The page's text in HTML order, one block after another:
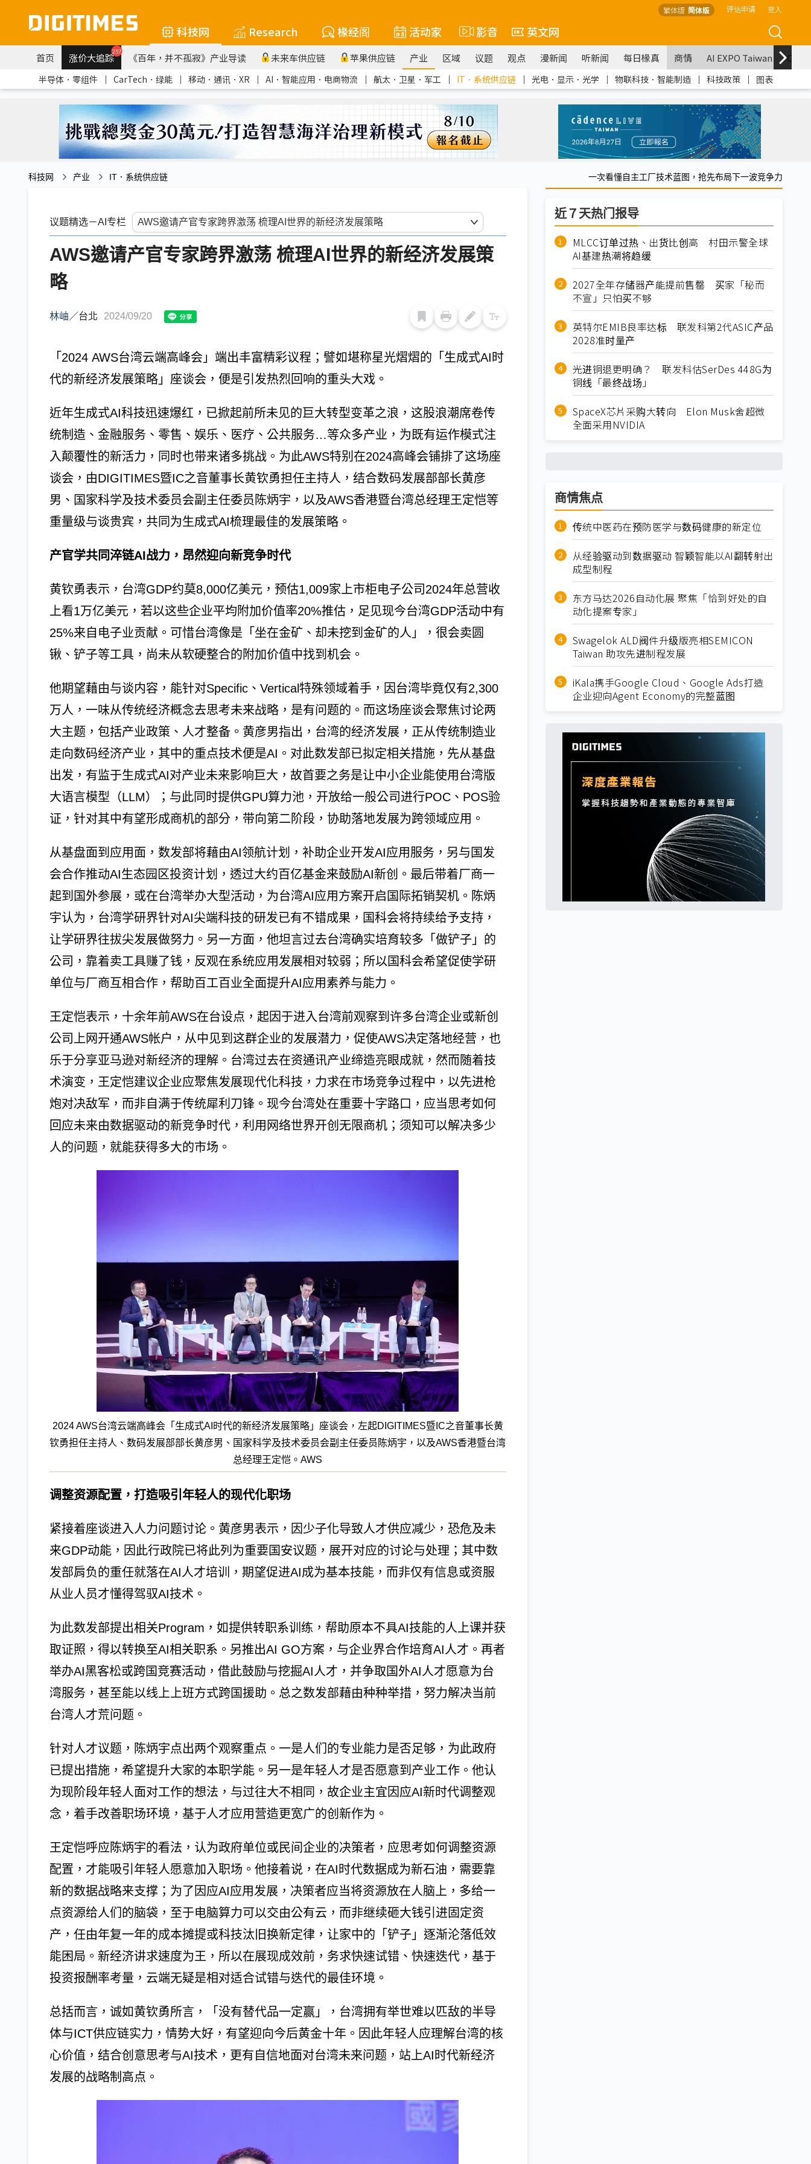
繁体版 简体版 评估申请 登入
科技网 Research 椽经阁 活动家 影音 英文网
首页 涨价大追踪257 《百年，并不孤寂》产业导读 未来车供应链 苹果供应链 产业 区域 议题 观点 漫新闻 听新闻 每日椽真 商情 AI EXPO Taiwan
半导体．零组件 ｜ CarTech．绿能 ｜ 移动．通讯．XR ｜ AI．智能应用．电商物流 ｜ 航太．卫星．军工 ｜ IT．系统供应链 ｜ 光电．显示．光学 ｜ 物联科技．智能制造 ｜ 科技政策 ｜ 图表
科技网 产业 IT．系统供应链 一次看懂自主工厂技术蓝图，抢先布局下一波竞争力
议题精选－AI专栏
AWS邀请产官专家跨界激荡 梳理AI世界的新经济发展策
略
林岫 ／台北 2024/09/20
「2024 AWS台湾云端高峰会」端出丰富精彩议程；譬如堪称星光熠熠的「生成式AI时
代的新经济发展策略」座谈会，便是引发热烈回响的重头大戏。
近年生成式AI科技迅速爆红，已掀起前所未见的巨大转型变革之浪，这股浪潮席卷传
统制造、金融服务、零售、娱乐、医疗、公共服务…等众多产业，为既有运作模式注
入颠覆性的新活力，同时也带来诸多挑战。为此AWS特别在2024高峰会铺排了这场座
谈会，由DIGITIMES暨IC之音董事长黄钦勇担任主持人，结合数码发展部部长黄彦
男、国家科学及技术委员会副主任委员陈炳宇，以及AWS香港暨台湾总经理王定恺等
重量级与谈贵宾，共同为生成式AI梳理最佳的发展策略。
产官学共同淬链AI战力，昂然迎向新竞争时代
黄钦勇表示，台湾GDP约莫8,000亿美元，预估1,009家上市柜电子公司2024年总营收
上看1万亿美元，若以这些企业平均附加价值率20%推估，足见现今台湾GDP活动中有
25%来自电子业贡献。可惜台湾像是「坐在金矿、却未挖到金矿的人」，很会卖圆
锹、铲子等工具，尚未从软硬整合的附加价值中找到机会。
他期望藉由与谈内容，能针对Specific、Vertical特殊领域着手，因台湾毕竟仅有2,300
万人，一味从传统经济概念去思考未来战略，是有问题的。而这场座谈会聚焦讨论两
大主题，包括产业政策、人才整备。黄彦男指出，台湾的经济发展，正从传统制造业
走向数码经济产业，其中的重点技术便是AI。对此数发部已拟定相关措施，先从基盘
出发，有监于生成式AI对产业未来影响巨大，故首要之务是让中小企业能使用台湾版
大语言模型（LLM）；与此同时提供GPU算力池，开放给一般公司进行POC、POS验
证，针对其中有望形成商机的部分，带向第二阶段，协助落地发展为跨领域应用。
从基盘面到应用面，数发部将藉由AI领航计划，补助企业开发AI应用服务，另与国发
会合作推动AI生态园区投资计划，透过大约百亿基金来鼓励AI新创。最后带着厂商一
起到国外参展，或在台湾举办大型活动，为台湾AI应用方案开启国际拓销契机。陈炳
宇认为，台湾学研界针对AI尖端科技的研发已有不错成果，国科会将持续给予支持，
让学研界往拔尖发展做努力。另一方面，他坦言过去台湾确实培育较多「做铲子」的
公司，靠着卖工具赚了钱，反观在系统应用发展相对较弱；所以国科会希望促使学研
单位与厂商互相合作，帮助百工百业全面提升AI应用素养与能力。
王定恺表示，十余年前AWS在台设点，起因于进入台湾前观察到许多台湾企业或新创
公司上网开通AWS帐户，从中见到这群企业的发展潜力，促使AWS决定落地经营，也
乐于分享亚马逊对新经济的理解。台湾过去在资通讯产业缔造亮眼成就，然而随着技
术演变，王定恺建议企业应聚焦发展现代化科技，力求在市场竞争过程中，以先进枪
炮对决敌军，而非自满于传统犀利刀锋。现今台湾处在重要十字路口，应当思考如何
回应未来由数据驱动的新竞争时代，利用网络世界开创无限商机；须知可以解决多少
人的问题，就能获得多大的市场。
2024 AWS台湾云端高峰会「生成式AI时代的新经济发展策略」座谈会，左起DIGITIMES暨IC之音董事长黄
钦勇担任主持人、数码发展部部长黄彦男、国家科学及技术委员会副主任委员陈炳宇，以及AWS香港暨台湾
总经理王定恺。AWS
调整资源配置，打造吸引年轻人的现代化职场
紧接着座谈进入人力问题讨论。黄彦男表示，因少子化导致人才供应减少，恐危及未
来GDP动能，因此行政院已将此列为重要国安议题，展开对应的讨论与处理；其中数
发部肩负的重任就落在AI人才培训，期望促进AI成为基本技能，而非仅有信息或资服
从业人员才懂得驾驭AI技术。
为此数发部提出相关Program，如提供转职系训练，帮助原本不具AI技能的人上课并获
取证照，得以转换至AI相关职系。另推出AI GO方案，与企业界合作培育AI人才。再者
举办AI黑客松或跨国竞赛活动，借此鼓励与挖掘AI人才，并争取国外AI人才愿意为台
湾服务，甚至能以线上上班方式跨国援助。总之数发部藉由种种举措，努力解决当前
台湾人才荒问题。
针对人才议题，陈炳宇点出两个观察重点。一是人们的专业能力是否足够，为此政府
已提出措施，希望提升大家的本职学能。另一是年轻人才是否愿意到产业工作。他认
为现阶段年轻人面对工作的想法，与过往大不相同，故企业主宜因应AI新时代调整观
念，着手改善职场环境，基于人才应用营造更宽广的创新作为。
王定恺呼应陈炳宇的看法，认为政府单位或民间企业的决策者，应思考如何调整资源
配置，才能吸引年轻人愿意加入职场。他接着说，在AI时代数据成为新石油，需要靠
新的数据战略来支撑；为了因应AI应用发展，决策者应当将资源放在人脑上，多给一
点资源给人们的脑袋，至于电脑算力可以交由公有云，而非继续砸大钱引进固定资
产，任由年复一年的成本摊提或科技汰旧换新定律，让家中的「铲子」逐渐沦落低效
能困局。新经济讲求速度为王，所以在展现成效前，务求快速试错、快速迭代，基于
投资报酬率考量，云端无疑是相对适合试错与迭代的最佳环境。
总括而言，诚如黄钦勇所言，「没有替代品一定赢」，台湾拥有举世难以匹敌的半导
体与ICT供应链实力，情势大好，有望迎向今后黄金十年。因此年轻人应理解台湾的核
心价值，结合创意思考与AI技术，更有自信地面对台湾未来问题，站上AI时代新经济
发展的战略制高点。
近７天热门报导
MLCC订单过热、出货比创高 村田示警全球
AI基建热潮将趋缓
2027全年存储器产能提前售罄 买家「秘而
不宣」只怕买不够
英特尔EMIB良率达标 联发科第2代ASIC产品
2028准时量产
光进铜退更明确？ 联发科估SerDes 448G为
铜线「最终战场」
SpaceX芯片采购大转向 Elon Musk舍超微
全面采用NVIDIA
商情焦点
传统中医药在预防医学与数码健康的新定位
从经验驱动到数据驱动 智颖智能以AI翻转射出
成型制程
东方马达2026自动化展 聚焦「恰到好处的自
动化提案专家」
Swagelok ALD阀件升级版亮相SEMICON
Taiwan 助攻先进制程发展
iKala携手Google Cloud、Google Ads打造
企业迎向Agent Economy的完整蓝图